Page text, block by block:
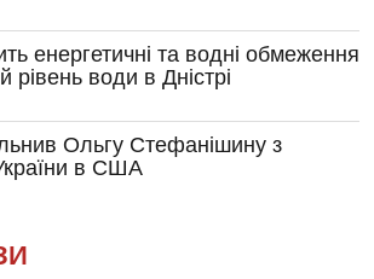
енергетичні та водні обмеження
рівень води в Дністрі
Ольгу Стефанішину з
в США